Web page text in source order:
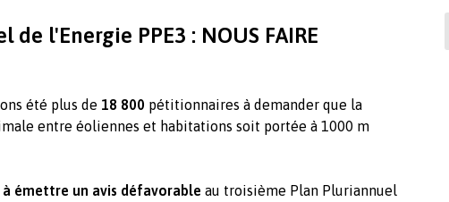
de l'Energie PPE3 : NOUS FAIRE
été plus de 18 800 pétitionnaires à demander que la
entre éoliennes et habitations soit portée à 1000 m
à émettre un avis défavorable au troisième Plan Pluriannuel